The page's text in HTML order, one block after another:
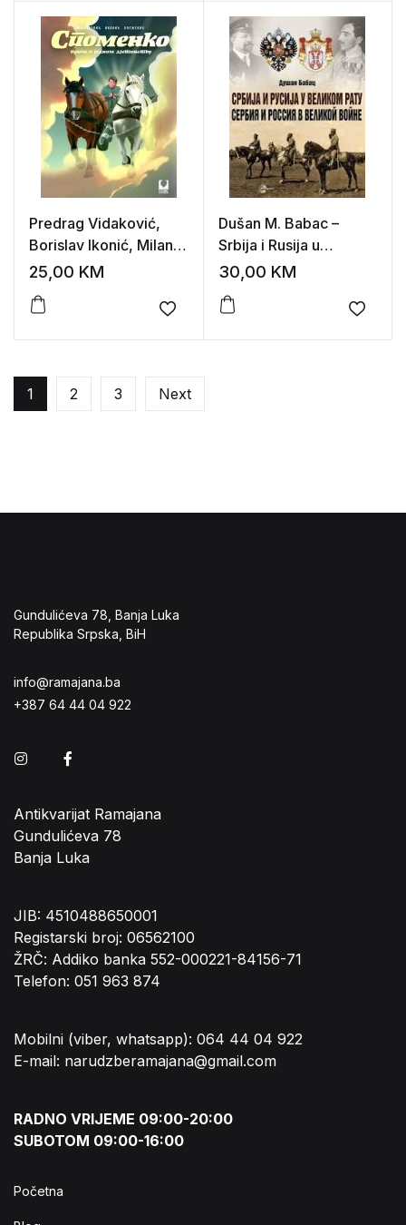
Predrag Vidaković,
Borislav Ikonić, Milan
Knežević – Spomenko:
djetinjstvu
25,00 KM
Add to wishlist
Dušan M. Babac –
Srbija i Rusija u
Velikom ratu
30,00 KM
Add
1 2 3 Next
Gundulićeva 78, Banja Luka
Republika Srpska, BiH
info@ramajana.ba
+387 64 44 04 922
Instagram
Antikvarijat Ramajana
Gundulićeva 78
Banja Luka
JIB: 4510488650001
Registarski broj: 06562100
ŽRČ: Addiko banka 552-000221-84156-71
Telefon: 051 963 874
Mobilni (viber, whatsapp): 064 44 04 922
E-mail: narudzberamajana@gmail.com
RADNO VRIJEME 09:00-20:00
SUBOTOM 09:00-16:00
Početna